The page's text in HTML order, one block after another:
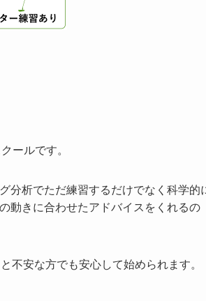
ールです。
分析でただ練習するだけでなく科学的
動きに合わせたアドバイスをくれるの
不安な方でも安心して始められます。